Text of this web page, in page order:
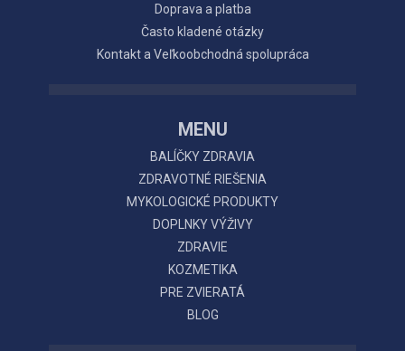
Doprava a platba
Často kladené otázky
Kontakt a Veľkoobchodná spolupráca
MENU
BALÍČKY ZDRAVIA
ZDRAVOTNÉ RIEŠENIA
MYKOLOGICKÉ PRODUKTY
DOPLNKY VÝŽIVY
ZDRAVIE
KOZMETIKA
PRE ZVIERATÁ
BLOG